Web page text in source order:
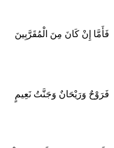
فَأَمَّا إِنْ كَانَ مِنَ الْمُقَرَّبِينَ
فَرَوْحٌ وَرَيْحَانٌ وَجَنَّتُ نَعِيمٍ